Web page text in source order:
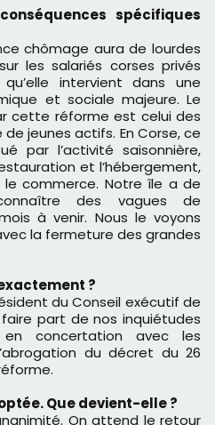
spécifiques
chômage aura de lourdes
les salariés corses privés
intervient dans une
et sociale majeure. Le
cette réforme est celui des
jeunes actifs. En Corse, ce
par l’activité saisonnière,
et l’hébergement,
commerce. Notre île a de
des vagues de
à venir. Nous le voyons
la fermeture des grandes
?
du Conseil exécutif de
faire part de nos inquiétudes
concertation avec les
du décret du 26
Que devient-elle ?
On attend le retour